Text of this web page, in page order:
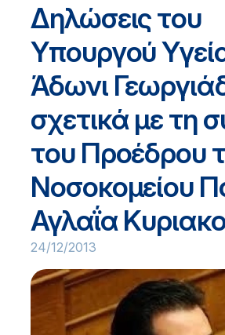
Δηλώσεις του
Υπουργού
Άδωνι
σχετικά με τη
του Προέδρου
Νοσοκομείου
Αγλαΐα
24/12/2013